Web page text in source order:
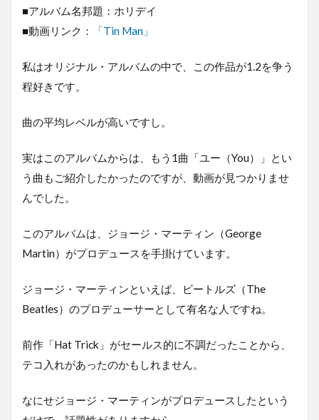
■アルバム名邦題：ホリデイ
■動画リンク：
「Tin Man」
私はオリジナル・アルバムの中で、この作品が1.2を争う
程好きです。
曲の平均レベルが高いですし。
実はこのアルバムからは、もう1曲「ユー（You）」とい
う曲もご紹介したかったのですが、動画が見つかりませ
んでした。
このアルバムは、ジョージ・マーティン（George
Martin）がプロデュースを手掛けています。
ジョージ・マーティンといえば、ビートルズ（The
Beatles）のプロデューサーとして有名な人ですね。
前作「Hat Trick」がセールス的に不調だったことから、
テコ入れがあったのかもしれません。
なにせジョージ・マーティンがプロデュースしたという